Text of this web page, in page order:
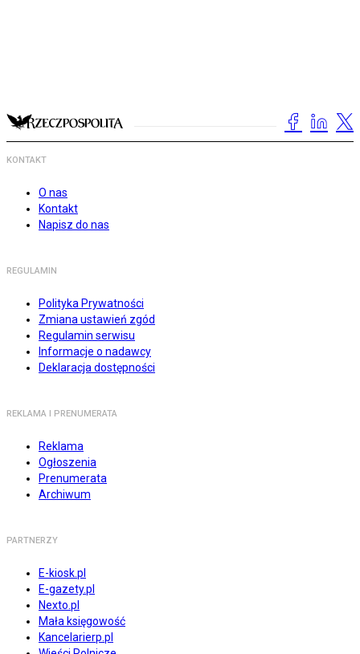
KONTAKT
O nas
Kontakt
Napisz do nas
REGULAMIN
Polityka Prywatności
Zmiana ustawień zgód
Regulamin serwisu
Informacje o nadawcy
Deklaracja dostępności
REKLAMA I PRENUMERATA
Reklama
Ogłoszenia
Prenumerata
Archiwum
PARTNERZY
E-kiosk.pl
E-gazety.pl
Nexto.pl
Mała księgowość
Kancelarierp.pl